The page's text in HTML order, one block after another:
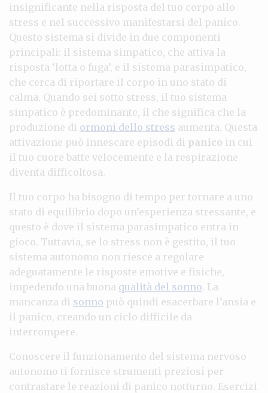
insignificante nella risposta del tuo corpo allo
stress e nel successivo manifestarsi del panico.
Questo sistema si divide in due componenti
principali: il sistema simpatico, che attiva la
risposta ‘lotta o fuga’, e il sistema parasimpatico,
che cerca di riportare il corpo in uno stato di
calma. Quando sei sotto stress, il tuo sistema
simpatico è predominante, il che significa che la
produzione di ormoni dello stress aumenta. Questa
attivazione può innescare episodi di panico in cui
il tuo cuore batte velocemente e la respirazione
diventa difficoltosa.
Il tuo corpo ha bisogno di tempo per tornare a uno
stato di equilibrio dopo un’esperienza stressante, e
questo è dove il sistema parasimpatico entra in
gioco. Tuttavia, se lo stress non è gestito, il tuo
sistema autonomo non riesce a regolare
adeguatamente le risposte emotive e fisiche,
impedendo una buona qualità del sonno. La
mancanza di sonno può quindi esacerbare l’ansia e
il panico, creando un ciclo difficile da
interrompere.
Conoscere il funzionamento del sistema nervoso
autonomo ti fornisce strumenti preziosi per
contrastare le reazioni di panico notturno. Esercizi